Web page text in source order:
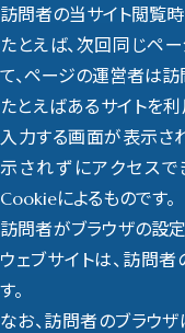
訪問者の当サイト閲覧
たとえば、次回同じペ
て、ページの運営者は訪
たとえばあるサイトを
入力する画面が表示さ
示されずにアクセスで
Cookieによるものです。
訪問者がブラウザの設
ウェブサイトは、訪問
す。
なお、訪問者のブラウ